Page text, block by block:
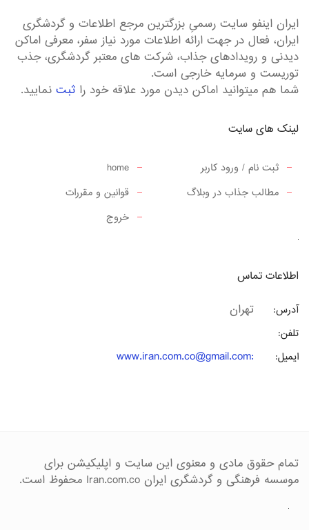
ایران اینفو سایت رسمیِ بزرگترین مرجع اطلاعات و گردشگری
ایران، فعال در جهت ارائه اطلاعات مورد نیاز سفر، معرفی اماکن
دیدنی و رویدادهای جذاب، شرکت های معتبر گردشگری، جذب
توریست و سرمایه خارجی است.
شما هم میتوانید اماکن دیدن مورد علاقه خود را ثبت نمایید.
لینک های سایت
home
ثبت نام / ورود کاربر
قوانین و مقررات
مطالب جذاب در وبلاگ
خروج
اطلاعات تماس
آدرس: تهران
تلفن:
ایمیل:
:
www.iran.com.co@gmail.com
تمام حقوق مادی و معنوی این سایت و اپلیکیشن برای
موسسه فرهنگی و گردشگری ایران Iran.com.co محفوظ است.